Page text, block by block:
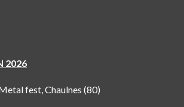
2026
fest, Chaulnes (80)